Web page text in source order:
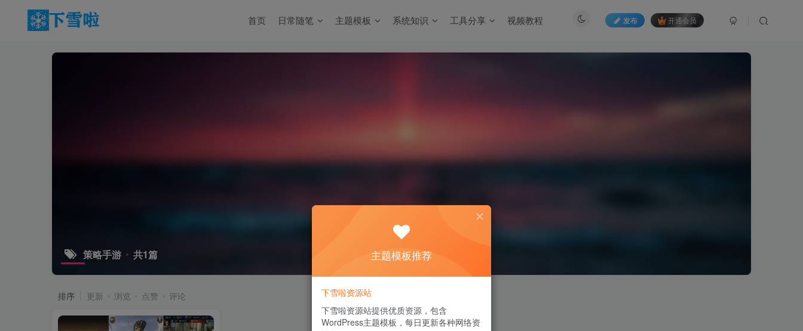
发布 开通会员
首页 日常随笔 主题模板 系统知识 工具分享 视频教程
策略手游 共1篇
排序 更新 浏览 点赞 评论
主题模板推荐
下雪啦资源站
下雪啦资源站提供优质资源，包含
WordPress主题模板，每日更新各种网络资